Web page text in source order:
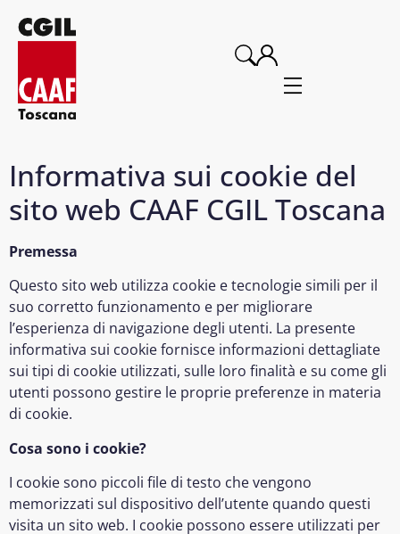
Informativa sui cookie del
sito web CAAF CGIL Toscana
Premessa
Questo sito web utilizza cookie e tecnologie simili per il
suo corretto funzionamento e per migliorare
l’esperienza di navigazione degli utenti. La presente
informativa sui cookie fornisce informazioni dettagliate
sui tipi di cookie utilizzati, sulle loro finalità e su come gli
utenti possono gestire le proprie preferenze in materia
di cookie.
Cosa sono i cookie?
I cookie sono piccoli file di testo che vengono
memorizzati sul dispositivo dell’utente quando questi
visita un sito web. I cookie possono essere utilizzati per